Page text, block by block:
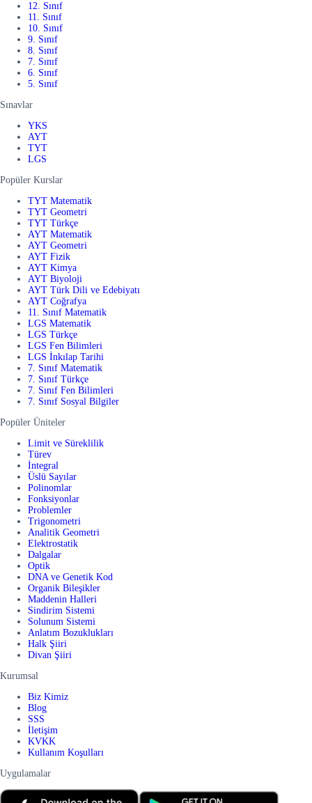
12. Sınıf
11. Sınıf
10. Sınıf
9. Sınıf
8. Sınıf
7. Sınıf
6. Sınıf
5. Sınıf
Sınavlar
YKS
AYT
TYT
LGS
Popüler Kurslar
TYT Matematik
TYT Geometri
TYT Türkçe
AYT Matematik
AYT Geometri
AYT Fizik
AYT Kimya
AYT Biyoloji
AYT Türk Dili ve Edebiyatı
AYT Coğrafya
11. Sınıf Matematik
LGS Matematik
LGS Türkçe
LGS Fen Bilimleri
LGS İnkılap Tarihi
7. Sınıf Matematik
7. Sınıf Türkçe
7. Sınıf Fen Bilimleri
7. Sınıf Sosyal Bilgiler
Popüler Üniteler
Limit ve Süreklilik
Türev
İntegral
Üslü Sayılar
Polinomlar
Fonksiyonlar
Problemler
Trigonometri
Analitik Geometri
Elektrostatik
Dalgalar
Optik
DNA ve Genetik Kod
Organik Bileşikler
Maddenin Halleri
Sindirim Sistemi
Solunum Sistemi
Anlatım Bozuklukları
Halk Şiiri
Divan Şiiri
Kurumsal
Biz Kimiz
Blog
SSS
İletişim
KVKK
Kullanım Koşulları
Uygulamalar